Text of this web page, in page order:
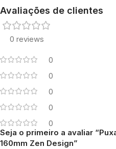
Avaliações de clientes
0 reviews
0
0
0
0
0
Seja o primeiro a avaliar
160mm Zen Design”